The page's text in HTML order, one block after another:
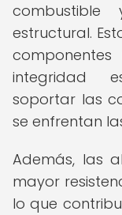
estructural.
integridad
soportar las
se enfrentan
Además, las
mayor
lo que